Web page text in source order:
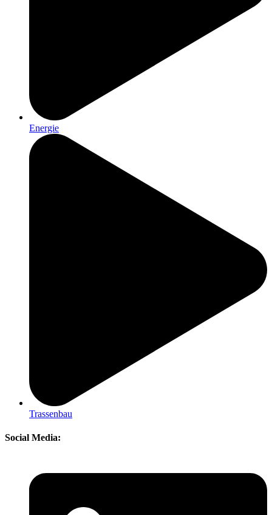
Energie
Trassenbau
Social Media: